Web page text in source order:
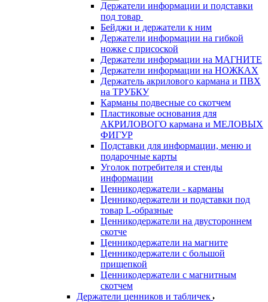
Держатели информации и подставки
под товар
Бейджи и держатели к ним
Держатели информации на гибкой
ножке с присоской
Держатели информации на МАГНИТЕ
Держатели информации на НОЖКАХ
Держатель акрилового кармана и ПВХ
на ТРУБКУ
Карманы подвесные со скотчем
Пластиковые основания для
АКРИЛОВОГО кармана и МЕЛОВЫХ
ФИГУР
Подставки для информации, меню и
подарочные карты
Уголок потребителя и стенды
информации
Ценникодержатели - карманы
Ценникодержатели и подставки под
товар L-образные
Ценникодержатели на двустороннем
скотче
Ценникодержатели на магните
Ценникодержатели с большой
прищепкой
Ценникодержатели с магнитным
скотчем
Держатели ценников и табличек